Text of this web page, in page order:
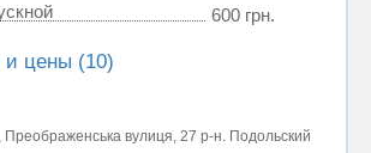
600 грн.
цены (10)
Преображенська вулиця, 27 р-н. Подольский